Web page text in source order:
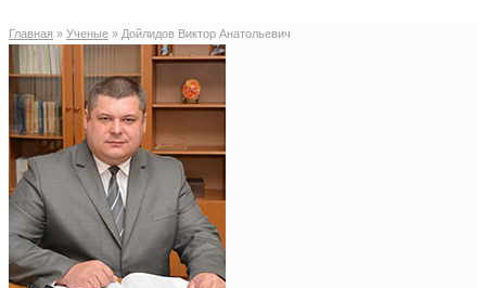
Главная » Ученые » Дойлидов Виктор Анатольевич